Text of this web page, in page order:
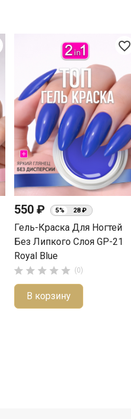
favorite_border
550 ₽ 5% 28 ₽
Гель-Краска Для Ногтей
Без Липкого Слоя GP-21
Royal Blue
     (0)
В корзину